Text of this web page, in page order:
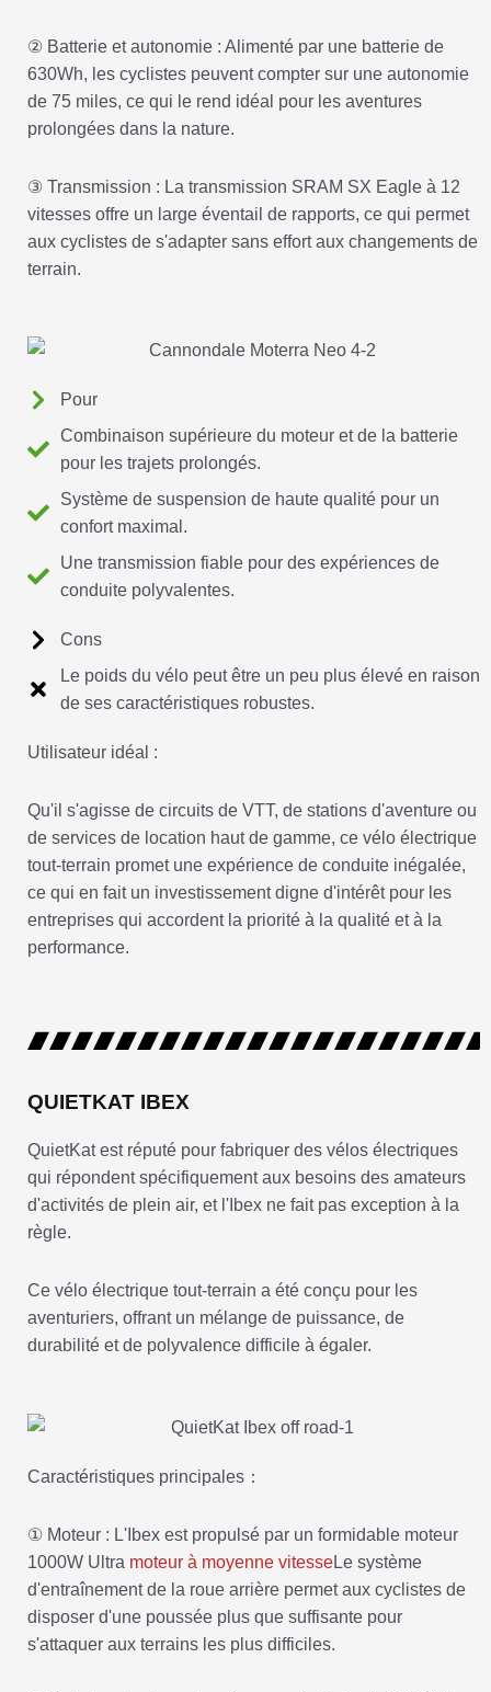
② Batterie et autonomie : Alimenté par une batterie de
630Wh, les cyclistes peuvent compter sur une autonomie
de 75 miles, ce qui le rend idéal pour les aventures
prolongées dans la nature.
③ Transmission : La transmission SRAM SX Eagle à 12
vitesses offre un large éventail de rapports, ce qui permet
aux cyclistes de s'adapter sans effort aux changements de
terrain.
Pour
Combinaison supérieure du moteur et de la batterie
pour les trajets prolongés.
Système de suspension de haute qualité pour un
confort maximal.
Une transmission fiable pour des expériences de
conduite polyvalentes.
Cons
Le poids du vélo peut être un peu plus élevé en raison
de ses caractéristiques robustes.
Utilisateur idéal :
Qu'il s'agisse de circuits de VTT, de stations d'aventure ou
de services de location haut de gamme, ce vélo électrique
tout-terrain promet une expérience de conduite inégalée,
ce qui en fait un investissement digne d'intérêt pour les
entreprises qui accordent la priorité à la qualité et à la
performance.
QUIETKAT IBEX
QuietKat est réputé pour fabriquer des vélos électriques
qui répondent spécifiquement aux besoins des amateurs
d'activités de plein air, et l'Ibex ne fait pas exception à la
règle.
Ce vélo électrique tout-terrain a été conçu pour les
aventuriers, offrant un mélange de puissance, de
durabilité et de polyvalence difficile à égaler.
Caractéristiques principales：
① Moteur : L'Ibex est propulsé par un formidable moteur
1000W Ultra moteur à moyenne vitesseLe système
d'entraînement de la roue arrière permet aux cyclistes de
disposer d'une poussée plus que suffisante pour
s'attaquer aux terrains les plus difficiles.